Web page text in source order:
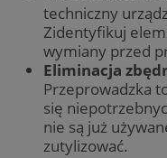
techniczny
Zidentyfikuj
wymiany przed
Eliminacja
Przeprowadzka
się
nie są już
zutylizować.